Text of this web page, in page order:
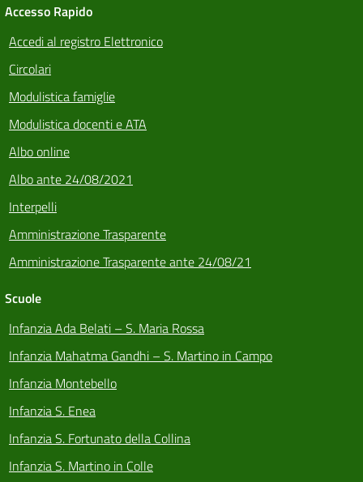
Accesso Rapido
Accedi al registro Elettronico
Circolari
Modulistica famiglie
Modulistica docenti e ATA
Albo online
Albo ante 24/08/2021
Interpelli
Amministrazione Trasparente
Amministrazione Trasparente ante 24/08/21
Scuole
Infanzia Ada Belati – S. Maria Rossa
Infanzia Mahatma Gandhi – S. Martino in Campo
Infanzia Montebello
Infanzia S. Enea
Infanzia S. Fortunato della Collina
Infanzia S. Martino in Colle